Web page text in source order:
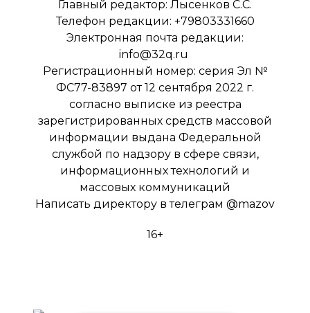
Главный редактор: Лысенков С.С.
Телефон редакции: +79803331660
Электронная почта редакции:
info@32q.ru
Регистрационный номер: серия Эл №
ФС77-83897 от 12 сентября 2022 г.
согласно выписке из реестра
зарегистрированных средств массовой
информации выдана Федеральной
службой по надзору в сфере связи,
информационных технологий и
массовых коммуникаций
Написать директору в телеграм @mazov
16+